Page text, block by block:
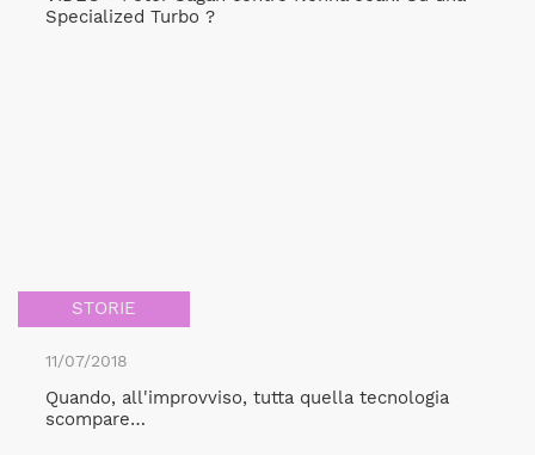
Specialized Turbo ?
STORIE
11/07/2018
Quando, all'improvviso, tutta quella tecnologia
scompare…